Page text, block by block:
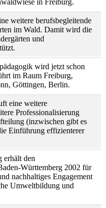
weitere berufsbegleitende
im Wald. Damit wird die
und
wird jetzt schon
im Raum Freiburg,
Göttingen, Berlin.
eine weitere
Professionalisierung
(inzwischen gibt es
Einführung effizienterer
erhält den
Württemberg 2002 für
nachhaltiges Engagement
Umweltbildung und